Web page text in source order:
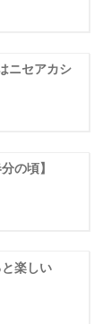
ニセアカシ
の頃】
楽しい